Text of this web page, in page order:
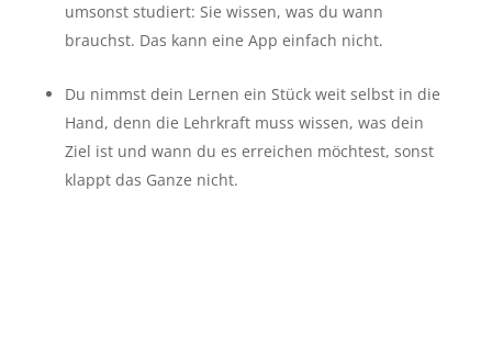
umsonst studiert: Sie wissen, was du wann
brauchst. Das kann eine App einfach nicht.
Du nimmst dein Lernen ein Stück weit selbst in die
Hand, denn die Lehrkraft muss wissen, was dein
Ziel ist und wann du es erreichen möchtest, sonst
klappt das Ganze nicht.